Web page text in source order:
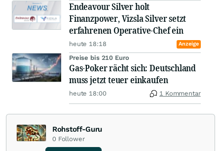
Endeavour Silver holt
Finanzpower, Vizsla Silver setzt
erfahrenen Operative-Chef ein
heute 18:18 Anzeige
Preise bis 210 Euro
Gas-Poker rächt sich: Deutschland
muss jetzt teuer einkaufen
heute 18:00 1 Kommentar
Rohstoff-Guru
0 Follower